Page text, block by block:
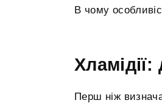
В чому
Перш ніж